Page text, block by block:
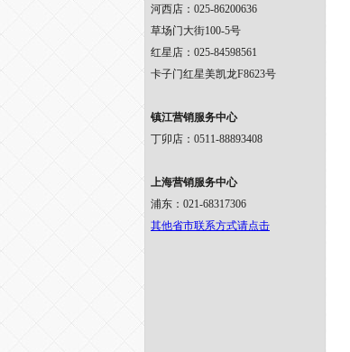
河西店：025-86200636
草场门大街100-5号
红星店：025-84598561
卡子门红星美凯龙F8623号
镇江营销服务中心
丁卯店：0511-88893408
上海营销服务中心
浦东：021-68317306
其他省市联系方式请点击